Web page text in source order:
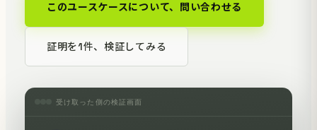
このユースケースについて、問い合わせる
証明を1件、検証してみる
受け取った側の検証画面